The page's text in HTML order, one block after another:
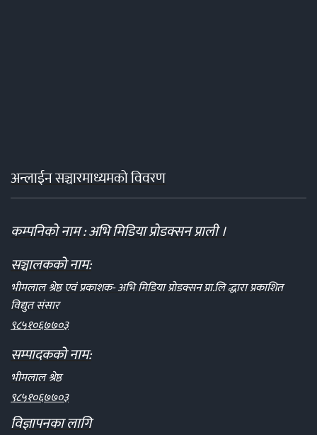
अन्लाईन सञ्चारमाध्यमको विवरण
कम्पनिको नाम : अभि मिडिया प्रोडक्सन प्राली ।
सञ्चालकको नाम:
भीमलाल श्रेष्ठ एवं प्रकाशक- अभि मिडिया प्रोडक्सन प्रा.लि द्धारा प्रकाशित
विद्युत संसार
९८५१०६७७०३
सम्पादकको नाम:
भीमलाल श्रेष्ठ
९८५१०६७७०३
विज्ञापनका लागि